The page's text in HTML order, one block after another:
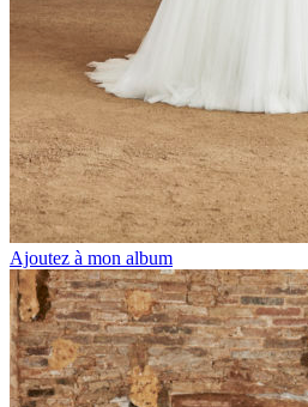
Ajoutez à mon album